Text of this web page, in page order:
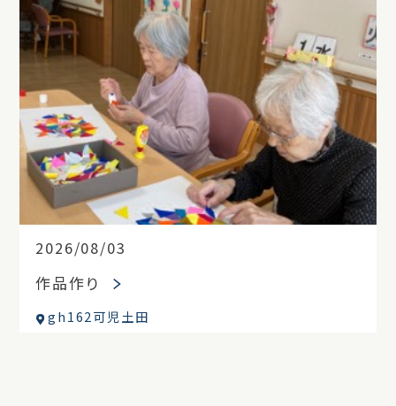
2026/08/03
作品作り
gh162可児土田